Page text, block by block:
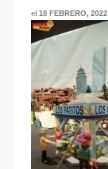
el 18 FEBRERO, 2022